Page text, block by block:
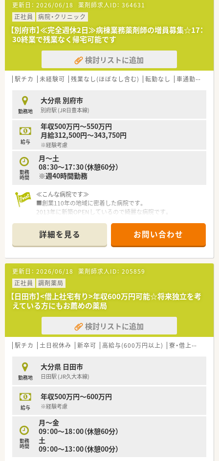
ております。
■グループ企業に研究開発やヘルスケアの会社があるなど経営
基盤がしっかりしている会社です。
■テニス・バトミントン・ゴルフ・軽音楽などのレクリエーション
がございます。
■薬物乱用防止キャンペーン参加など社会貢献にも力を入れて
■3人目の子供が生まれたらお祝金を準備するなど社員のプライ
ベートを応援しています。
■年齢層は30~40代の方が活躍されいる薬局です。
■新卒採用もされており、教育体制も整っております。
■事務職の方もピッキングの補助をされております。
更新日： 2026/06/18 薬剤師求人ID： 364631
正社員
病院・クリニック
【別府市】≪完全週休2日≫病棟業務薬剤師の増員募集☆17：
30終業で残業なく帰宅可能です
検討リストに追加
駅チカ 未経験可 残業なし(ほぼなし含む) 転勤なし 車通勤可
勤務地
大分県 別府市
別府駅 (JR日豊本線)
給与
年収500万円～550万円
月給312,500円～343,750円
※経験考慮
勤務
時間
月～土
08：30～17：30（休憩60分）
※週40時間勤務
≪こんな病院です≫
■創業110年の地域に密着した病院です。
2013年に新築OPENしているので綺麗な病院です。
護・住まいの連携を推進しています。
詳細を見る お問い合わせ
更新日： 2026/06/18 薬剤師求人ID： 205859
正社員
調剤薬局
【日田市】<借上社宅有り>年収600万円可能☆将来独立を考
えている方にもお薦めの薬局
検討リストに追加
駅チカ 土日祝休み 新卒可 高給与(600万円以上) 寮・借上社宅あり
勤務地
大分県 日田市
日田駅 (JR久大本線)
給与
年収500万円～600万円
※経験考慮
勤務
時間
月～金
09：00～18：00（休憩60分）
土
09：00～13：00（休憩00分）